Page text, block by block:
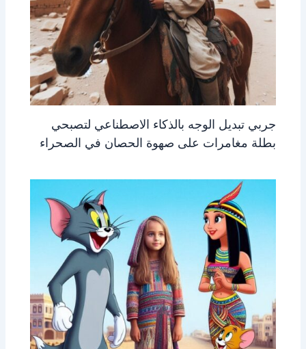
جربي تبديل الوجه بالذكاء الاصطناعي لتصبحي
بطلة مغامرات على صهوة الحصان في الصحراء